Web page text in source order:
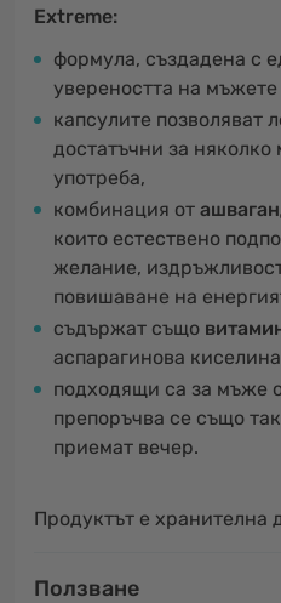
Extreme:
формула, създадена с
увереността на мъжете
капсулите позволяват
достатъчни за
употреба,
комбинация от
които естествено
желание,
повишаване на
съдържат също
аспарагинова
подходящи са за мъже
препоръчва се също
приемат вечер.
Продуктът е хранителна
Ползване